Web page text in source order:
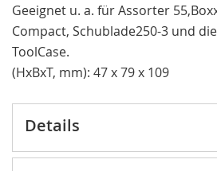
Geeignet u. a. für Assorter
Compact, Schublade250-3 und
ToolCase.
(HxBxT, mm): 47 x 79 x 109
Details